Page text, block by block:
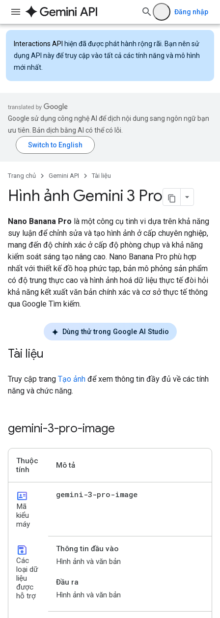
Đăng nhập
Interactions API hiện đã được phát hành rộng rãi. Bạn nên sử
dụng API này để truy cập vào tất cả các tính năng và mô hình
mới nhất.
Google sử dụng công nghệ AI để dịch nội dung sang ngôn ngữ bạn
ưu tiên. Bản dịch bằng AI có thể có lỗi.
Trang chủ Gemini API Tài liệu
Hình ảnh Gemini 3 Pro
Nano Banana Pro là một công cụ tinh vi dựa trên khả năng
suy luận để chỉnh sửa và tạo hình ảnh ở cấp chuyên nghiệp,
mang đến độ chính xác ở cấp độ phòng chụp và khả năng
kiểm soát sáng tạo nâng cao. Nano Banana Pro phù hợp
nhất với thiết kế đồ hoạ phức tạp, bản mô phỏng sản phẩm
có độ trung thực cao và hình ảnh hoá dữ liệu thực tế đòi hỏi
khả năng kết xuất văn bản chính xác và cơ sở thực tế thông
qua Google Tìm kiếm.
Dùng thử trong Google AI Studio
Tài liệu
Truy cập trang Tạo ảnh để xem thông tin đầy đủ về các tính
năng và chức năng.
gemini-3-pro-image
Thuộc
tính
Mô tả
id_card
Mã
kiểu
máy
gemini-3-pro-image
save
Các
loại dữ
liệu
được
hỗ trợ
Thông tin đầu vào
Hình ảnh và văn bản
Đầu ra
Hình ảnh và văn bản